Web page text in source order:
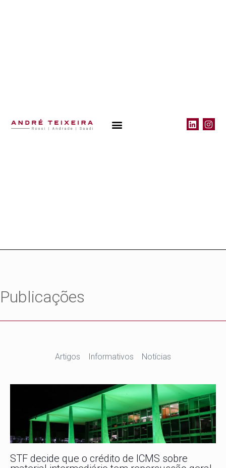
Publicações
Artigos Informativos Notícias
STF decide que o crédito de ICMS sobre